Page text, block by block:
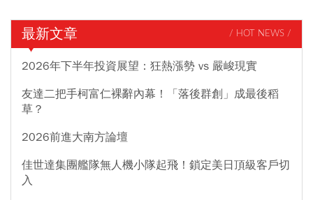
最新文章 / HOT NEWS /
2026年下半年投資展望：狂熱漲勢 vs 嚴峻現實
友達二把手柯富仁裸辭內幕！「落後群創」成最後稻
草？
2026前進大南方論壇
佳世達集團艦隊無人機小隊起飛！鎖定美日頂級客戶切
入